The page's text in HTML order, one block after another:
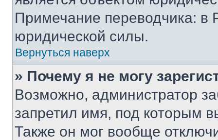
Примечание переводчика: в
юридической силы.
Вернуться наверх
» Почему я не могу
Возможно, администратор
запретил имя, под которым
Также он мог вообще